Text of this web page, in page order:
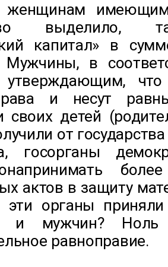
женщинам имеющим
выделило,
капитал» в
Мужчины, в
утверждающим,
и несут
своих детей
от
госорганы
актов в защиту
эти органы
и мужчин?
равноправие.